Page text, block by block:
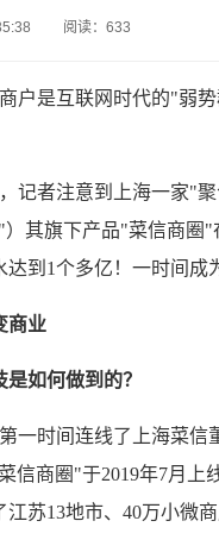
阅读：633
是互联网时代的"弱势
者注意到上海一家"
其旗下产品"菜信商圈"
达到1个多亿！一时间成
商业
是如何做到的？
时间连线了上海菜信
信商圈"于2019年7月上
苏13地市、40万小微